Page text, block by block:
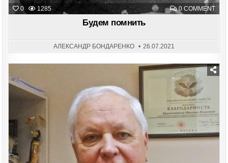
0 1285 0 COMMENTON
Будем помнить
АЛЕКСАНДР БОНДАРЕНКО 26.07.2021
Posted
in